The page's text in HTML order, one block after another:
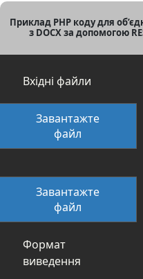
Приклад PHP коду для
з DOCX за допомогою
Вхідні файли
Завантажте
файл
Завантажте
файл
Формат
виведення